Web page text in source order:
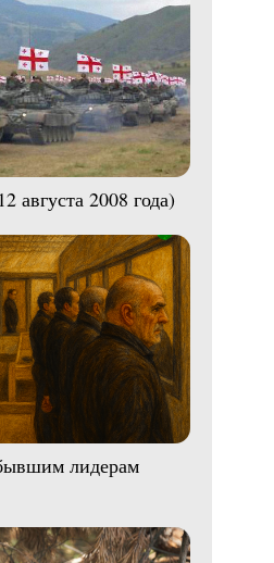
августа 2008 года)
лидерам